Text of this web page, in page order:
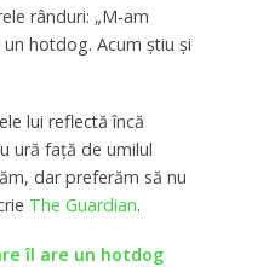
rânduri: „M-am
hotdog. Acum știu și
lui reflectă încă
ură față de umilul
dar preferăm să nu
The Guardian.
îl are un hotdog